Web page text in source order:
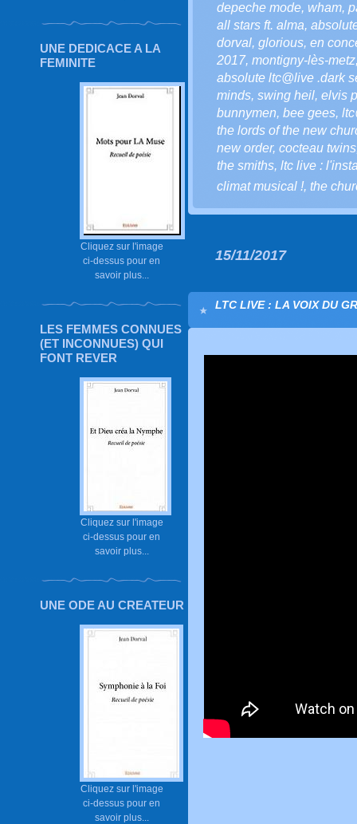
UNE DEDICACE A LA
FEMINITE
Cliquez sur l'image
ci-dessus pour en
savoir plus...
LES FEMMES CONNUES
(ET INCONNUES) QUI
FONT REVER
Cliquez sur l'image
ci-dessus pour en
savoir plus...
UNE ODE AU CREATEUR
Cliquez sur l'image
ci-dessus pour en
savoir plus...
depeche mode, wham,
all stars ft. alma,
dorval, glorious, en
2017, montigny-lès-metz
absolute ltc@live .dark
minds, swing heil, elvis
bunnymen, bee gees,
the lords of the new
new order, cocteau twins
the smiths, ltc live :
climat musical !, the
15/11/2017
LTC LIVE : LA VOIX DU